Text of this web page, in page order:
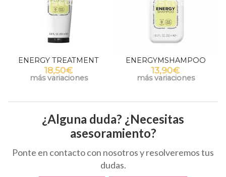
ENERGYMSHAMPOO
13,90€
más variaciones
ENERGY LOTION
34,30€
¿Alguna duda? ¿Necesitas
asesoramiento?
Ponte en contacto con nosotros y resolveremos tus
dudas.